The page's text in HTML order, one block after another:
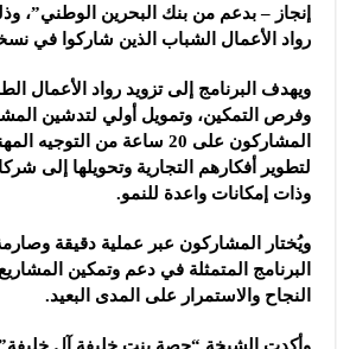
إنجاز – بدعم من بنك البحرين الوطني”،
رواد الأعمال الشباب الذين شاركوا في
ويهدف البرنامج إلى تزويد رواد الأعمال
وفرص التمكين، وتمويل أولي لتدشين
المشاركون على 20 ساعة من
لتطوير أفكارهم التجارية وتحويلها إلى
وذات إمكانات واعدة للنمو.
ويُختار المشاركون عبر عملية دقيقة
البرنامج المتمثلة في دعم وتمكين
النجاح والاستمرار على المدى البعيد.
وأكدت الشيخة “حصة بنت خليفة آل